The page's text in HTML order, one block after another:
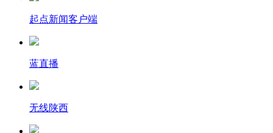
起点新闻客户端
蓝直播
无线陕西